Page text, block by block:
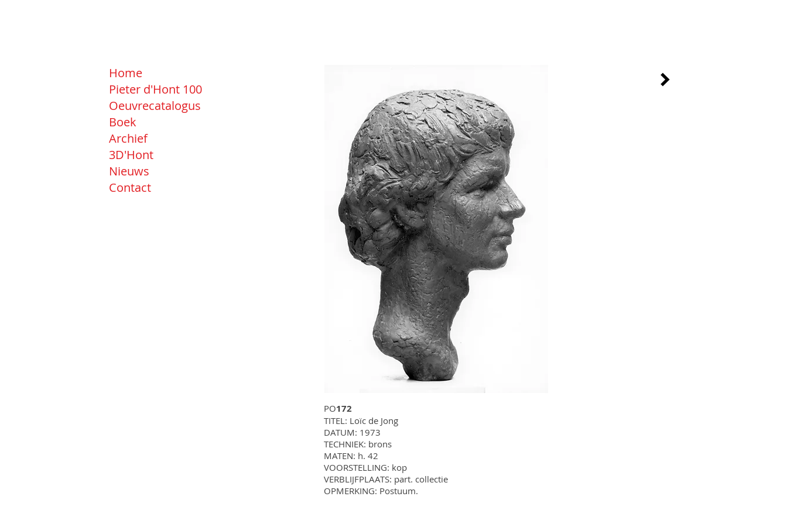
PO172
TITEL: Loïc de Jong
DATUM: 1973
TECHNIEK: brons
MATEN: h. 42
VOORSTELLING: kop
VERBLIJFPLAATS: part. collectie
OPMERKING: Postuum.
Home
Pieter d'Hont 100
Oeuvrecatalogus
Boek
Archief
3D'Hont
Nieuws
Contact